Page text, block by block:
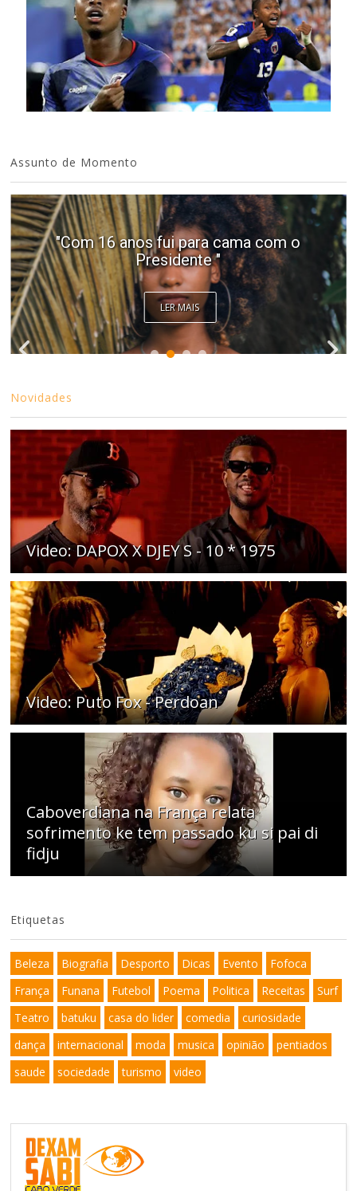
Assunto de Momento
"Com 16 anos fui para cama com o
Presidente "
LER MAIS
Novidades
Video: DAPOX X DJEY S - 10 * 1975
Video: Puto Fox - Perdoan
Caboverdiana na França relata
sofrimento ke tem passado ku si pai di
fidju
Etiquetas
Beleza Biografia Desporto Dicas Evento
Fofoca
França
Funana Futebol Poema Politica Receitas
Surf
Teatro
batuku casa do lider comedia
curiosidade
dança
internacional moda musica opinião
pentiados
saude
sociedade turismo video